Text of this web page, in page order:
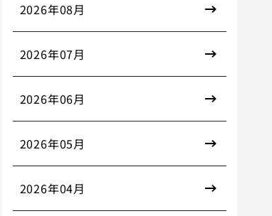
2026年08月
2026年07月
2026年06月
2026年05月
2026年04月